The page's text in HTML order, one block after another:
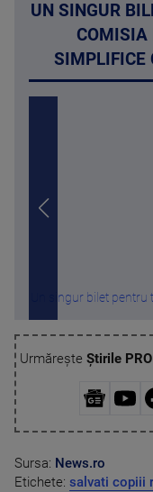
UN SINGUR
COMISIA
SIMPLIFICE
Un singur bilet pentru
Urmărește Știrile
Sursa: News.ro
Etichete: salvati copiii